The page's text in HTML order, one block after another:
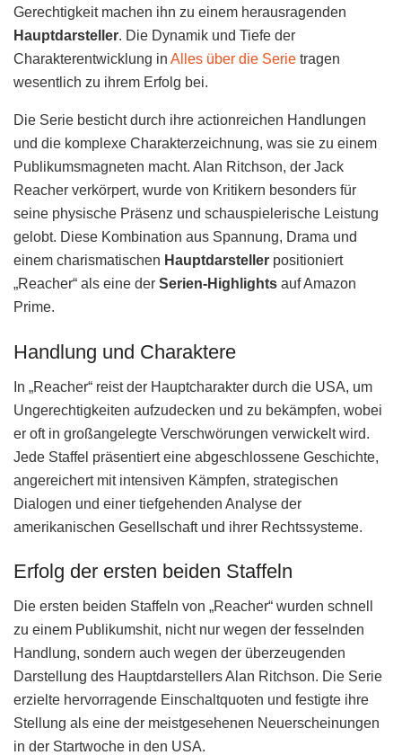
Gerechtigkeit machen ihn zu einem herausragenden
Hauptdarsteller. Die Dynamik und Tiefe der
Charakterentwicklung in Alles über die Serie tragen
wesentlich zu ihrem Erfolg bei.
Die Serie besticht durch ihre actionreichen Handlungen
und die komplexe Charakterzeichnung, was sie zu einem
Publikumsmagneten macht. Alan Ritchson, der Jack
Reacher verkörpert, wurde von Kritikern besonders für
seine physische Präsenz und schauspielerische Leistung
gelobt. Diese Kombination aus Spannung, Drama und
einem charismatischen Hauptdarsteller positioniert
„Reacher“ als eine der Serien-Highlights auf Amazon
Prime.
Handlung und Charaktere
In „Reacher“ reist der Hauptcharakter durch die USA, um
Ungerechtigkeiten aufzudecken und zu bekämpfen, wobei
er oft in großangelegte Verschwörungen verwickelt wird.
Jede Staffel präsentiert eine abgeschlossene Geschichte,
angereichert mit intensiven Kämpfen, strategischen
Dialogen und einer tiefgehenden Analyse der
amerikanischen Gesellschaft und ihrer Rechtssysteme.
Erfolg der ersten beiden Staffeln
Die ersten beiden Staffeln von „Reacher“ wurden schnell
zu einem Publikumshit, nicht nur wegen der fesselnden
Handlung, sondern auch wegen der überzeugenden
Darstellung des Hauptdarstellers Alan Ritchson. Die Serie
erzielte hervorragende Einschaltquoten und festigte ihre
Stellung als eine der meistgesehenen Neuerscheinungen
in der Startwoche in den USA.